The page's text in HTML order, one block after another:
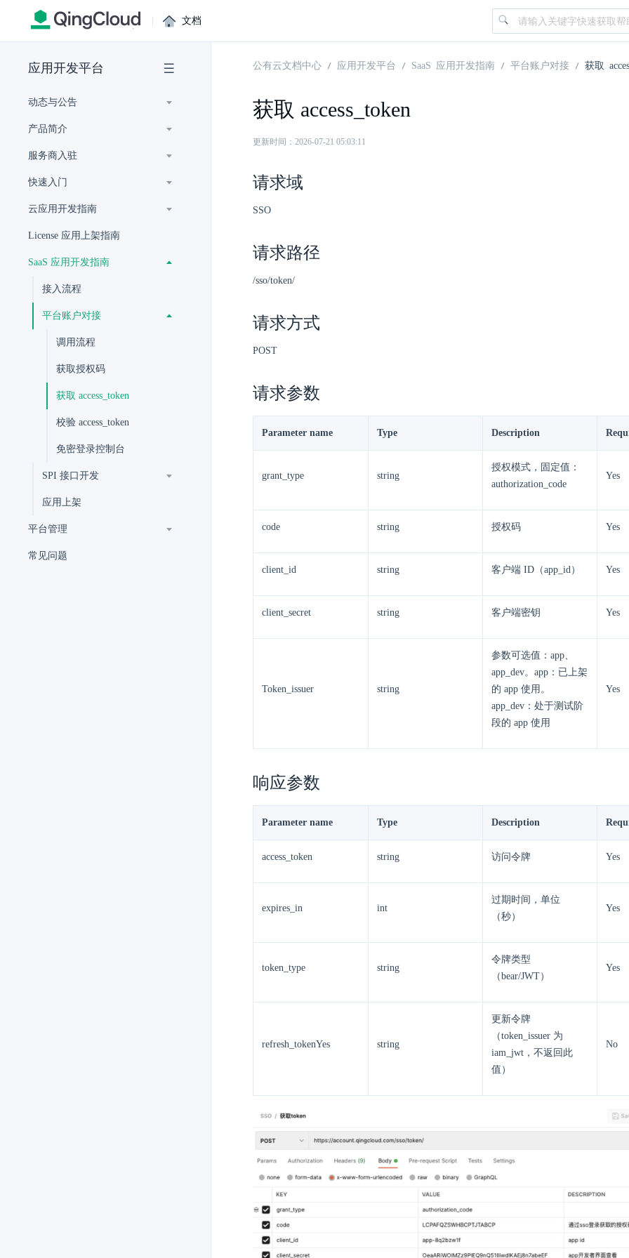
| 文档
应用开发平台
动态与公告
产品简介
服务商入驻
快速入门
云应用开发指南
License 应用上架指南
SaaS 应用开发指南
接入流程
平台账户对接
调用流程
获取授权码
获取 access_token
校验 access_token
免密登录控制台
SPI 接口开发
应用上架
平台管理
常见问题
公有云文档中心 应用开发平台 SaaS 应用开发指南 平台账户对接 获取
获取 access_token
更新时间：2026-07-21 05:03:11
请求域
SSO
请求路径
/sso/token/
请求方式
POST
请求参数
Parameter name Type Description
grant_type string
授权模式，固定值：
authorization_code
Yes
code string 授权码 Yes
client_id string 客户端 ID（app_id） Yes
client_secret string 客户端密钥 Yes
Token_issuer string
参数可选值：app、
app_dev。app：已上架
的 app 使用。
app_dev：处于测试阶
段的 app 使用
Yes
响应参数
Parameter name Type Description
access_token string 访问令牌 Yes
expires_in int
过期时间，单位
（秒）
Yes
token_type string
令牌类型
（bear/JWT）
Yes
refresh_tokenYes string
更新令牌
（token_issuer 为
iam_jwt，不返回此
值）
No